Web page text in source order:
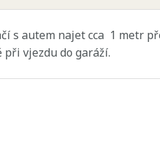
s autem najet cca 1 metr
při vjezdu do garáží.